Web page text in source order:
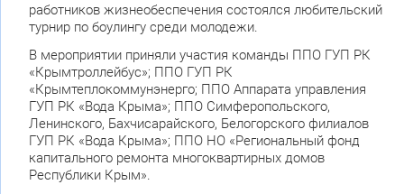
работников жизнеобеспечения состоялся любительский
турнир по боулингу среди молодежи.
В мероприятии приняли участия команды ППО ГУП РК
«Крымтроллейбус»; ППО ГУП РК
«Крымтеплокоммунэнерго; ППО Аппарата управления
ГУП РК «Вода Крыма»; ППО Симферопольского,
Ленинского, Бахчисарайского, Белогорского филиалов
ГУП РК «Вода Крыма»; ППО НО «Региональный фонд
капитального ремонта многоквартирных домов
Республики Крым».